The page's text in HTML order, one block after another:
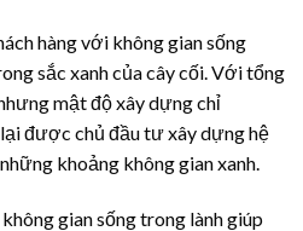
hàng với không gian sống
sắc xanh của cây cối. Với tổng
mật độ xây dựng chỉ
được chủ đầu tư xây dựng hệ
khoảng không gian xanh.
gian sống trong lành giúp